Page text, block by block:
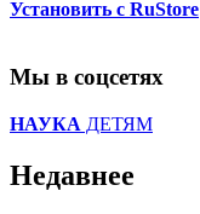
Установить с RuStore
Мы в соцсетях
НАУКА ДЕТЯМ
Недавнее